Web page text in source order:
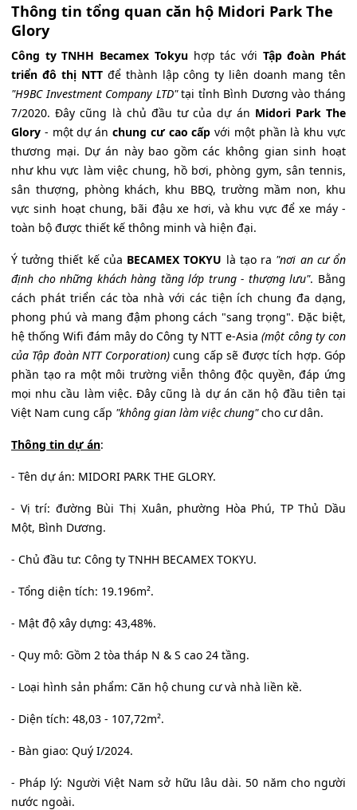
Thông tin tổng quan căn hộ Midori Park The
Glory
Công ty TNHH Becamex Tokyuhợp tác với Tập đoàn Phát
triển đô thị NTTđể thành lập công ty liên doanh mang tên
"H9BC Investment Company LTD"tại tỉnh Bình Dương vào tháng
7/2020. Đây cũng là chủ đầu tư của dự án Midori Park The
Glory - một dự án chung cư cao cấp với một phần là khu vực
thương mại. Dự án này bao gồm các không gian sinh hoạt
như khu vực làm việc chung, hồ bơi, phòng gym, sân tennis,
sân thượng, phòng khách, khu BBQ, trường mầm non, khu
vực sinh hoạt chung, bãi đậu xe hơi, và khu vực để xe máy -
toàn bộ được thiết kế thông minh và hiện đại.
Ý tưởng thiết kế của BECAMEX TOKYU là tạo ra "nơi an cư ổn
định cho những khách hàng tầng lớp trung - thượng lưu". Bằng
cách phát triển các tòa nhà với các tiện ích chung đa dạng,
phong phú và mang đậm phong cách "sang trọng". Đặc biệt,
hệ thống Wifi đám mây do Công ty NTT e-Asia(một công ty con
của Tập đoàn NTT Corporation)cung cấp sẽ được tích hợp. Góp
phần tạo ra một môi trường viễn thông độc quyền, đáp ứng
mọi nhu cầu làm việc. Đây cũng là dự án căn hộ đầu tiên tại
Việt Nam cung cấp "không gian làm việc chung"cho cư dân.
Thông tin dự án:
- Tên dự án: MIDORI PARK THE GLORY.
- Vị trí: đường Bùi Thị Xuân, phường Hòa Phú, TP Thủ Dầu
Một, Bình Dương.
- Chủ đầu tư: Công ty TNHH BECAMEX TOKYU.
- Tổng diện tích: 19.196m².
- Mật độ xây dựng: 43,48%.
- Quy mô: Gồm 2 tòa tháp N & S cao 24 tầng.
- Loại hình sản phẩm: Căn hộ chung cư và nhà liền kề.
- Diện tích: 48,03 - 107,72m².
- Bàn giao: Quý I/2024.
- Pháp lý: Người Việt Nam sở hữu lâu dài. 50 năm cho người
nước ngoài.